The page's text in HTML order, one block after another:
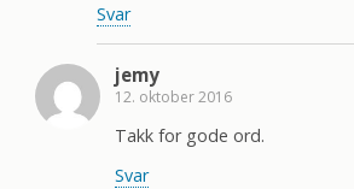
Svar
jemy
12. oktober 2016
Takk for gode ord.
Svar